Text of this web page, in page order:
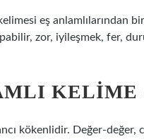
eş anlamlılarından
zor, iyileşmek, fer,
KELIME
kökenlidir. Değer-değer,